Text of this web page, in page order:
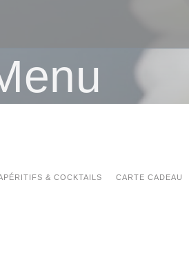
& COCKTAILS CARTE CADEAU